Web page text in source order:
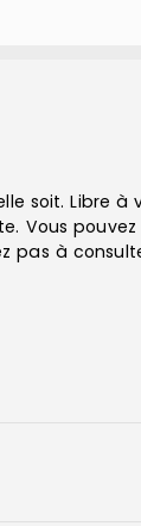
soit. Libre
Vous
pas à